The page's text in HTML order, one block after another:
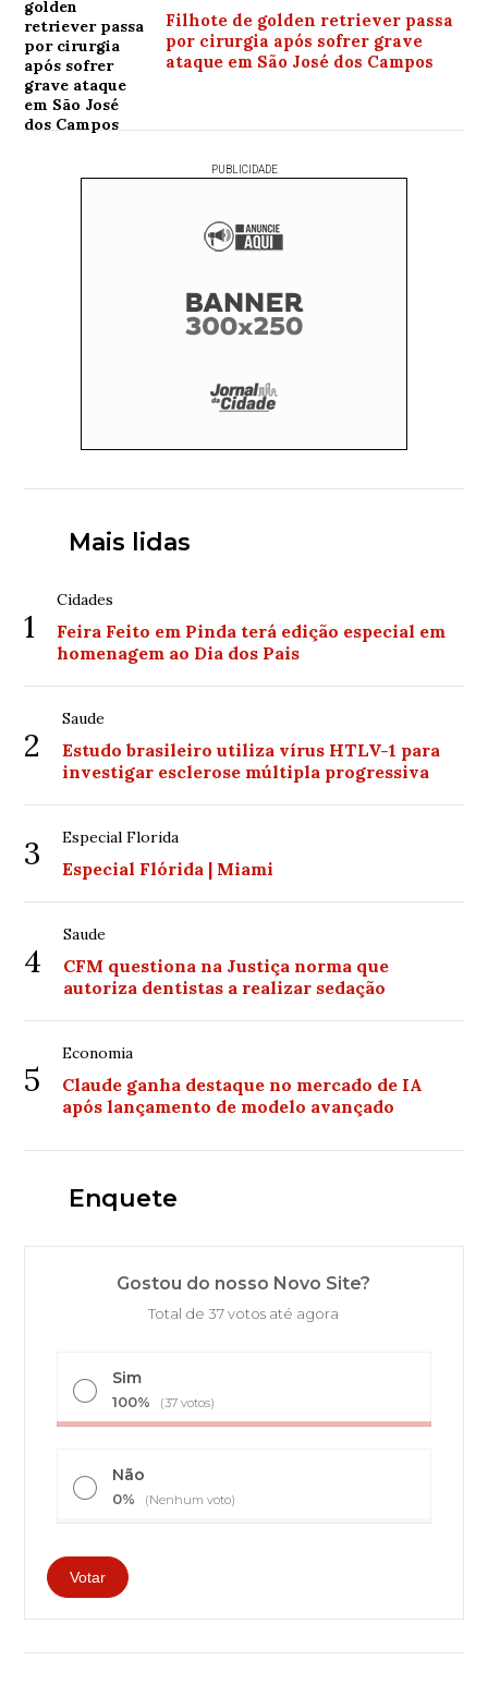
Filhote de golden retriever passa
por cirurgia após sofrer grave
ataque em São José dos Campos
PUBLICIDADE
Mais lidas
1
Cidades
Feira Feito em Pinda terá edição especial em
homenagem ao Dia dos Pais
2
Saude
Estudo brasileiro utiliza vírus HTLV-1 para
investigar esclerose múltipla progressiva
3 Especial Florida
Especial Flórida | Miami
4
Saude
CFM questiona na Justiça norma que
autoriza dentistas a realizar sedação
5
Economia
Claude ganha destaque no mercado de IA
após lançamento de modelo avançado
Enquete
Gostou do nosso Novo Site?
Total de 37 votos até agora
Sim
100% (37 votos)
Não
0% (Nenhum voto)